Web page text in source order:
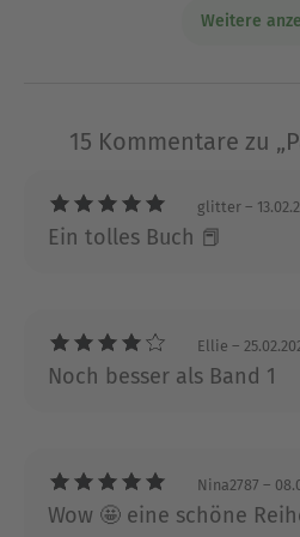
Sie ist verheiratet und lebt
Weitere
15 Kommentare zu
glitter –
Ein tolles Buch 📕
Ellie –
Noch besser als Band 1
Nina2787 –
Wow 🤩 eine schöne